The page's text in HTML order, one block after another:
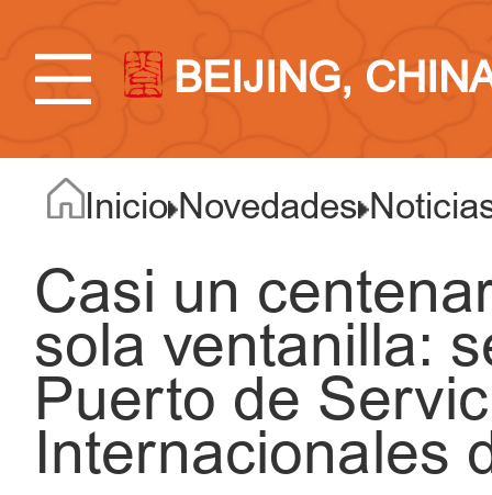
BEIJING,
Inicio Novedades
Casi un
sola ventanilla:
Puerto de
Internacionales